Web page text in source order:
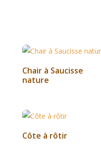
Chair à Saucisse
nature
Côte à rôtir